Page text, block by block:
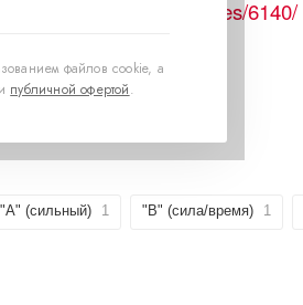
файлов cookie, а
и публичной офертой.
contacts/stores/6140/
"А" (сильный) 1 "B" (сила/время) 1